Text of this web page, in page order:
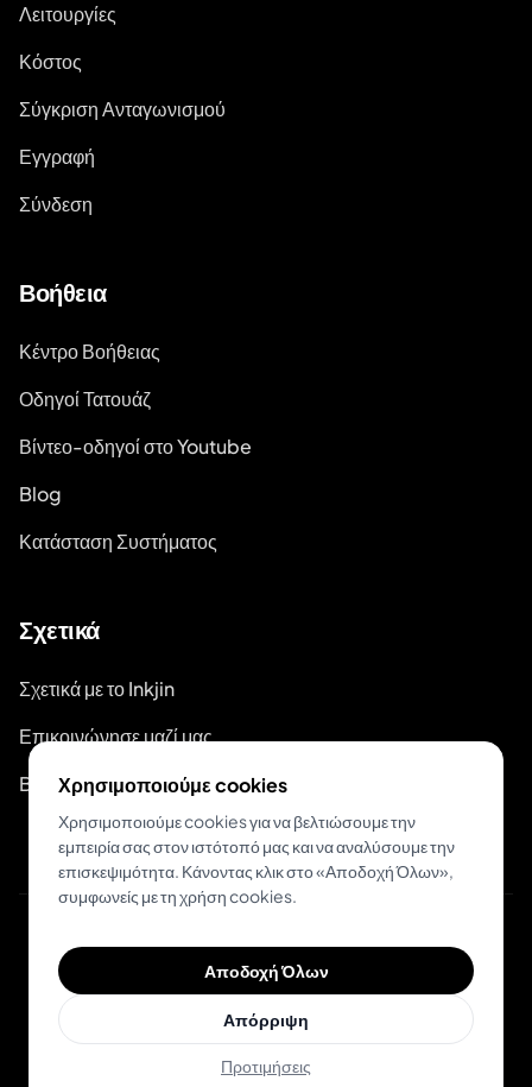
Λειτουργίες
Κόστος
Σύγκριση Ανταγωνισμού
Εγγραφή
Σύνδεση
Βοήθεια
Κέντρο Βοήθειας
Οδηγοί Τατουάζ
Βίντεο-οδηγοί στο Youtube
Blog
Κατάσταση Συστήματος
Σχετικά
Σχετικά με το Inkjin
Επικοινώνησε μαζί μας
Branding Kit
© 2026 Inkjin
Πολιτική ΑπορρήτουΌροι Χρήσης
Χρησιμοποιούμε cookies
Χρησιμοποιούμε cookies για να βελτιώσουμε την
εμπειρία σας στον ιστότοπό μας και να αναλύσουμε την
επισκεψιμότητα. Κάνοντας κλικ στο «Αποδοχή Όλων»,
συμφωνείς με τη χρήση cookies.
Αποδοχή Όλων
Απόρριψη
Προτιμήσεις